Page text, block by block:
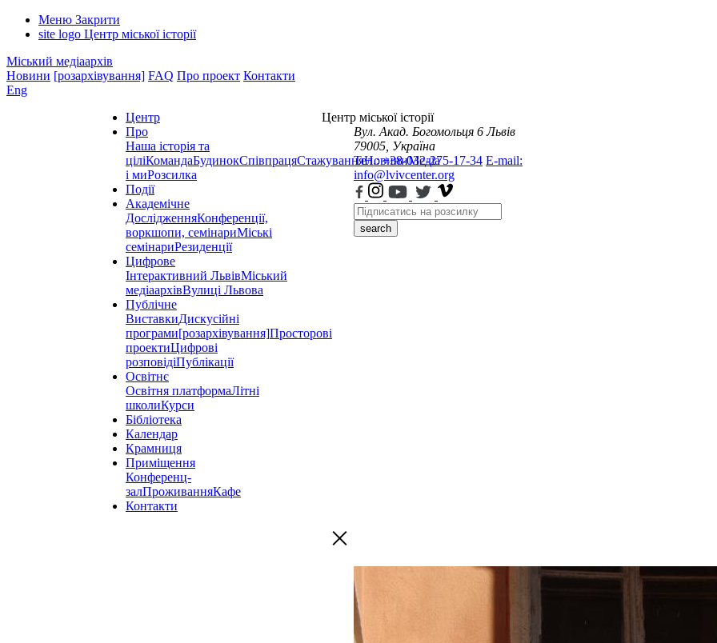
Меню Закрити
site logo Центр міської історії
Міський медіаархів
Новини [розархівування] FAQ Про проект Контакти
Eng
Центр
Про
Наша історія та
ціліКомандаБудинокСпівпрацяСтажуванняНовиниМедіа
і миРозсилка
Події
Академічне
ДослідженняКонференції,
воркшопи, семінариМіські
семінариРезиденції
Цифрове
Інтерактивний ЛьвівМіський
медіаархівВулиці Львова
Публічне
ВиставкиДискусійні
програми[розархівування]Просторові
проектиЦифрові
розповідіПублікації
Освітнє
Освітня платформаЛітні
школиКурси
Бібліотека
Календар
Крамниця
Приміщення
Конференц-
залПроживанняКафе
Контакти
Центр міської історії
Вул. Акад. Богомольця 6 Львів
79005, Україна
Тел.: +38-032-275-17-34 E-mail:
info@lvivcenter.org
search